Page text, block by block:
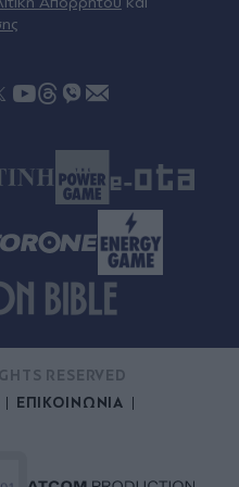
17χρονο για
απειλές ότι θα
ΕΠΙΚΟΙΝΩΝΙΑ
RESERVED